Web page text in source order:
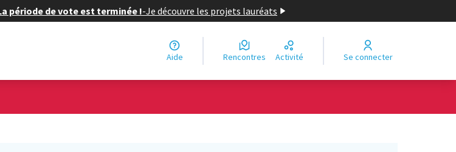
période de vote est terminée !-Je découvre les projets lauréats
Aide Rencontres Activité Se connecter